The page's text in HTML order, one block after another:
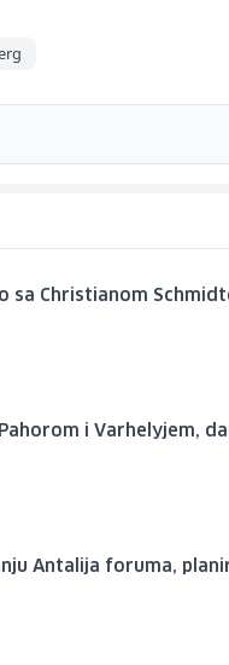
sa Christianom
i Varhelyjem,
Antalija foruma,